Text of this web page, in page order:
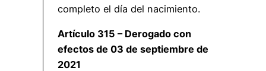
completo el día del nacimiento.
Artículo 315 – Derogado con
efectos de 03 de septiembre de
2021